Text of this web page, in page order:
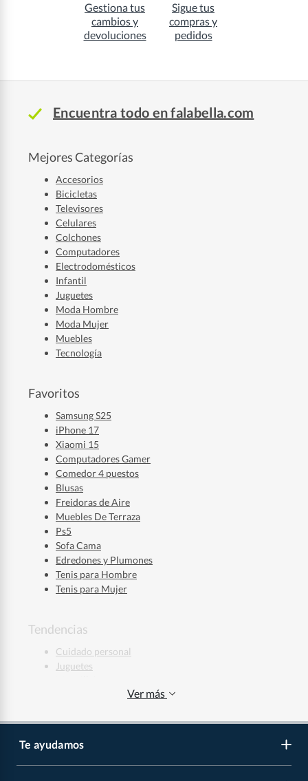
Gestiona tus
cambios y
devoluciones
Sigue tus
compras y
pedidos
Encuentra todo en falabella.com
Mejores Categorías
Accesorios
Bicicletas
Televisores
Celulares
Colchones
Computadores
Electrodomésticos
Infantil
Juguetes
Moda Hombre
Moda Mujer
Muebles
Tecnología
Favoritos
Samsung S25
iPhone 17
Xiaomi 15
Computadores Gamer
Comedor 4 puestos
Blusas
Freidoras de Aire
Muebles De Terraza
Ps5
Sofa Cama
Edredones y Plumones
Tenis para Hombre
Tenis para Mujer
Tendencias
Cuidado personal
Juguetes
Jeans Mujer
Regalos de Navidad
Regalos de Navidad para Niños
Regalos de Navidad para Mujeres
Ver más
Te ayudamos